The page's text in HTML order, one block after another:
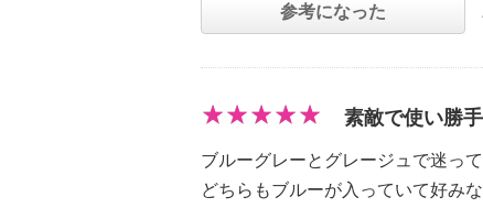
参考になった
素敵で使い勝
ブルーグレーとグレージュで迷っ
どちらもブルーが入っていて好み